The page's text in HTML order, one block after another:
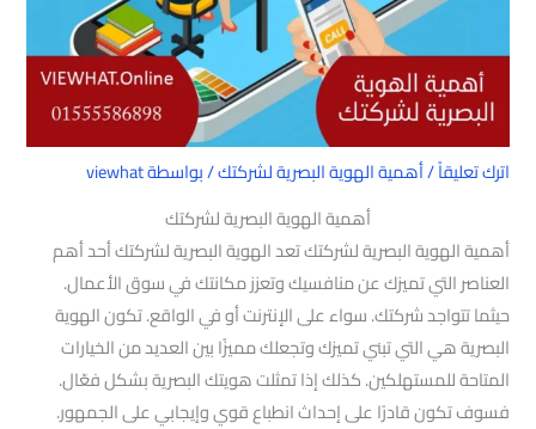
اترك تعليقاً/أهمية الهوية البصرية لشركتك/ بواسطةviewhat
أهمية الهوية البصرية لشركتك
أهمية الهوية البصرية لشركتك تعد الهوية البصرية لشركتك أحد أهم
العناصر التي تميزك عن منافسيك وتعزز مكانتك في سوق الأعمال.
حيثما تتواجد شركتك. سواء على الإنترنت أو في الواقع. تكون الهوية
البصرية هي التي تبني تميزك وتجعلك مميزًا بين العديد من الخيارات
المتاحة للمستهلكين. كذلك إذا تمثلت هويتك البصرية بشكل فعّال.
فسوف تكون قادرًا على إحداث انطباع قوي وإيجابي على الجمهور.